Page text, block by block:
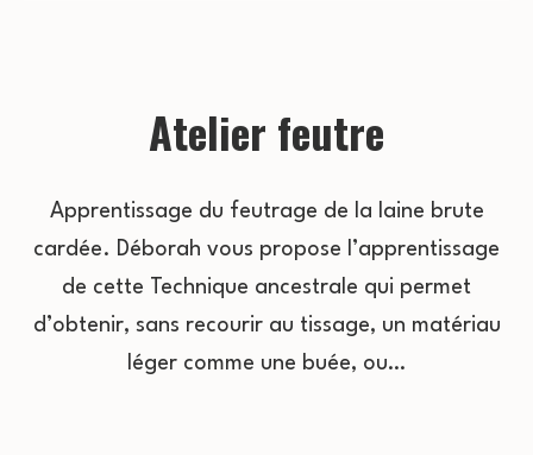
Atelier feutre
Apprentissage du feutrage de la laine brute
cardée. Déborah vous propose l’apprentissage
de cette Technique ancestrale qui permet
d’obtenir, sans recourir au tissage, un matériau
léger comme une buée, ou…